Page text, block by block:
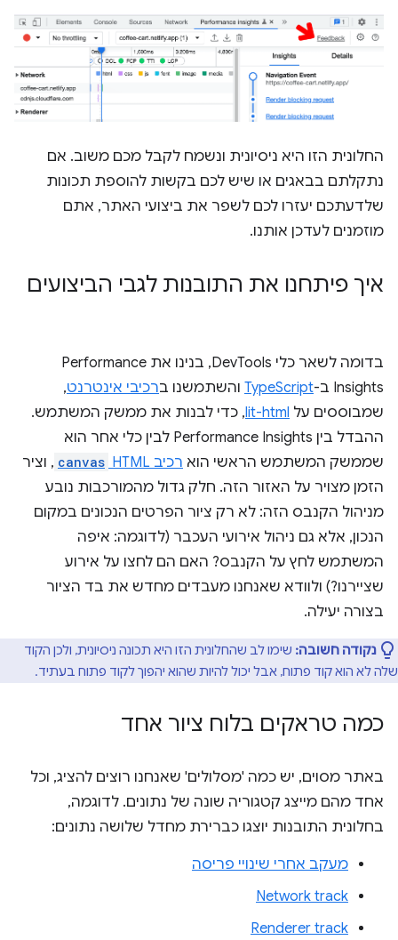
החלונית הזו היא ניסיונית ונשמח לקבל מכם משוב. אם
נתקלתם בבאגים או שיש לכם בקשות להוספת תכונות
שלדעתכם יעזרו לכם לשפר את ביצועי האתר, אתם
מוזמנים לעדכן אותנו.
איך פיתחנו את התובנות לגבי הביצועים
בדומה לשאר כלי DevTools, בנינו את Performance
Insights ב-
TypeScript והשתמשנו ברכיבי אינטרנט,
שמבוססים על lit-html, כדי לבנות את ממשק המשתמש.
ההבדל בין Performance Insights לבין כלי אחר הוא
שממשק המשתמש הראשי הוא רכיב HTML‏ canvas , וציר
הזמן מצויר על האזור הזה. חלק גדול מהמורכבות נובע
מניהול הקנבס הזה: לא רק ציור הפרטים הנכונים במקום
הנכון, אלא גם ניהול אירועי העכבר (לדוגמה: איפה
המשתמש לחץ על הקנבס? האם הם לחצו על אירוע
שציירנו?) ולוודא שאנחנו מעבדים מחדש את בד הציור
בצורה יעילה.
נקודה חשובה: שימו לב שהחלונית הזו היא תכונה ניסיונית, ולכן הקוד
שלה לא הוא קוד פתוח, אבל יכול להיות שהוא יהפוך לקוד פתוח בעתיד.
כמה טראקים בלוח ציור אחד
באתר מסוים, יש כמה 'מסלולים' שאנחנו רוצים להציג, וכל
אחד מהם מייצג קטגוריה שונה של נתונים. לדוגמה,
בחלונית התובנות יוצגו כברירת מחדל שלושה נתונים:
מעקב אחרי שינויי פריסה
Network track
Renderer track